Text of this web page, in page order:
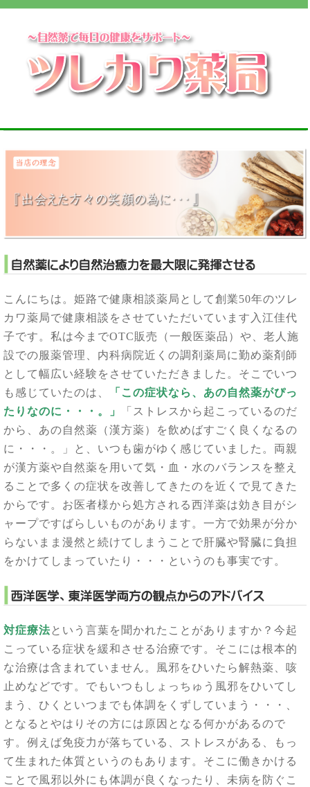
こんにちは。姫路で健康相談薬局として創業50年のツレ
カワ薬局で健康相談をさせていただいています入江佳代
子です。 私は今までOTC販売（一般医薬品）や、老人施
設での服薬管理、内科病院近くの調剤薬局に勤め薬剤師
として幅広い経験をさせていただきました。 そこでいつ
も感じていたのは、
「この症状なら、あの自然薬がぴっ
たりなのに・・・。」
「ストレスから起こっているのだ
から、あの自然薬（漢方薬）を飲めばすごく良くなるの
に・・・。」と、いつも歯がゆく感じていました。 両親
が漢方薬や自然薬を用いて気・血・水のバランスを整え
ることで多くの症状を改善してきたのを近くで見てきた
からです。 お医者様から処方される西洋薬は効き目がシ
ャープですばらしいものがあります。 一方で効果が分か
らないまま漫然と続けてしまうことで肝臓や腎臓に負担
をかけてしまっていたり・・・というのも事実です。
対症療法という言葉を聞かれたことがありますか？ 今起
こっている症状を緩和させる治療です。そこには根本的
な治療は含まれていません。
風邪をひいたら解熱薬、咳
止めなどです。 でもいつもしょっちゅう風邪をひいてし
まう、ひくといつまでも体調をくずしていまう・・・、
となると やはりその方には原因となる何かがあるので
す。 例えば免疫力が落ちている、ストレスがある、もっ
て生まれた体質というのもあります。 そこに働きかける
ことで風邪以外にも体調が良くなったり、未病を防ぐこ